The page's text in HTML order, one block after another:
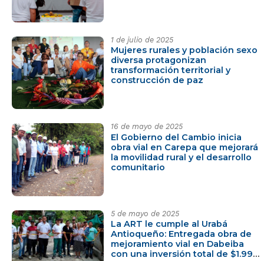
1 de julio de 2025
Mujeres rurales y población sexo
diversa protagonizan
transformación territorial y
construcción de paz
16 de mayo de 2025
El Gobierno del Cambio inicia
obra vial en Carepa que mejorará
la movilidad rural y el desarrollo
comunitario
5 de mayo de 2025
La ART le cumple al Urabá
Antioqueño: Entregada obra de
mejoramiento vial en Dabeiba
con una inversión total de $1.994